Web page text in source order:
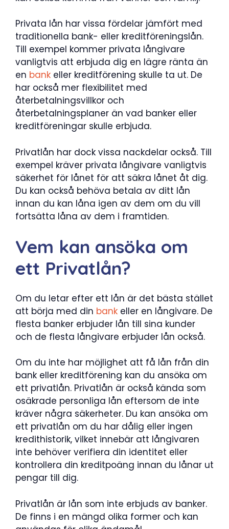
Privata lån har vissa fördelar jämfört med
traditionella bank- eller kreditföreningslån.
Till exempel kommer privata långivare
vanligtvis att erbjuda dig en lägre ränta än
en bank eller kreditförening skulle ta ut. De
har också mer flexibilitet med
återbetalningsvillkor och
återbetalningsplaner än vad banker eller
kreditföreningar skulle erbjuda.
Privatlån har dock vissa nackdelar också. Till
exempel kräver privata långivare vanligtvis
säkerhet för lånet för att säkra lånet åt dig.
Du kan också behöva betala av ditt lån
innan du kan låna igen av dem om du vill
fortsätta låna av dem i framtiden.
Vem kan ansöka om
ett Privatlån?
Om du letar efter ett lån är det bästa stället
att börja med din bank eller en långivare. De
flesta banker erbjuder lån till sina kunder
och de flesta långivare erbjuder lån också.
Om du inte har möjlighet att få lån från din
bank eller kreditförening kan du ansöka om
ett privatlån. Privatlån är också kända som
osäkrade personliga lån eftersom de inte
kräver några säkerheter. Du kan ansöka om
ett privatlån om du har dålig eller ingen
kredithistorik, vilket innebär att långivaren
inte behöver verifiera din identitet eller
kontrollera din kreditpoäng innan du lånar ut
pengar till dig.
Privatlån är lån som inte erbjuds av banker.
De finns i en mängd olika former och kan